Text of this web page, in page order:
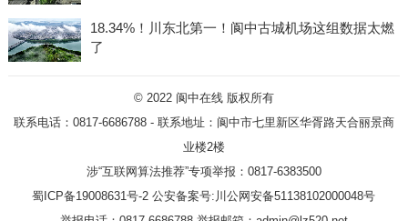
18.34%！川东北第一！阆中古城机场这组数据太燃
了
© 2022 阆中在线版权所有
联系电话：0817-6686788 - 联系地址：阆中市七里新区华胥路天合丽景商
业楼2楼
涉“互联网算法推荐”专项举报：0817-6383500
蜀ICP备19008631号-2 公安备案号:川公网安备51138102000048号